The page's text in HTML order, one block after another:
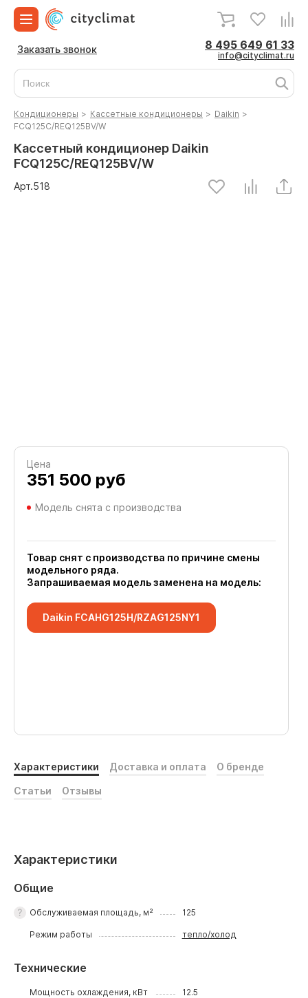
Заказать звонок 8 495 649 61 33
info@cityclimat.ru
Кондиционеры > Кассетные кондиционеры > Daikin >
FCQ125C/REQ125BV/W
Кассетный кондиционер Daikin
FCQ125C/REQ125BV/W
Арт.518
Цена
351 500 руб
Модель снята с производства
Товар снят с производства по причине смены
модельного ряда.
Запрашиваемая модель заменена на модель:
Daikin FCAHG125H/RZAG125NY1
Характеристики Доставка и оплата О бренде
Статьи Отзывы
Характеристики
Общие
Обслуживаемая площадь, м² 125
Режим работы тепло/холод
Технические
Мощность охлаждения, кВт 12.5